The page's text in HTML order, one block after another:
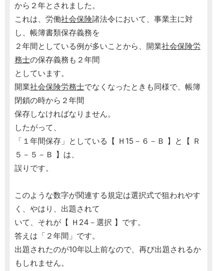
から２年とされました。
これは、労働社会保険諸法令において、事業主に対
し、帳簿書類保存義務を
２年間としている例が多いことから、開業社会保険労
務士の保存義務も２年間
としています。
開業社会保険労務士でなくなったときも同様で、帳簿
閉鎖の時から２年間
保存しなければなりません。
したがって、
「１年間保存」としている【 Ｈ15－６－Ｂ 】と【 Ｒ
５－５－Ｂ 】は、
誤りです。
このような数字が関連する規定は選択式で狙われやす
く、やはり、出題されて
いて、それが【 Ｈ24－選択 】です。
答えは「２年間」です。
出題されたのが10年以上前なので、再び出題されるか
もしれません。